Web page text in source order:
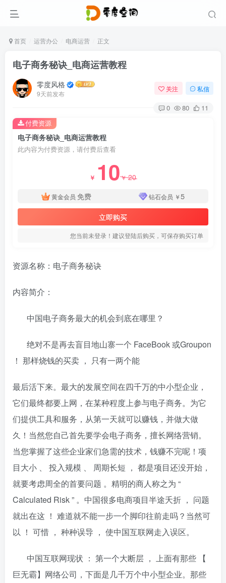
首页 运营办公 电商运营 正文
电子商务秘诀_电商运营教程
零度风格
9天前发布
关注 私信
0 80 11
电子商务秘诀_电商运营教程
此内容为付费资源，请付费后查看
￥ 10￥20
黄金会员 免费 钻石会员 ￥5
立即购买
您当前未登录！建议登陆后购买，可保存购买订单
付费资源
资源名称：电子商务秘诀
内容简介：
中国电子商务最大的机会到底在哪里？
绝对不是再去盲目地山寨一个 FaceBook 或Groupon
！ 那样烧钱的买卖 ， 只有一两个能
最后活下来。最大的发展空间在四千万的中小型企业，
它们最终都要上网，在某种程度上参与电子商务。为它
们提供工具和服务，从第一天就可以赚钱，并做大做
久！当然您自己首先要学会电子商务，擅长网络营销。
当您掌握了这些企业家们急需的技术，钱赚不完呢！项
目大小 、 投入规模 、 周期长短 ， 都是项目还没开始，
就要考虑周全的首要问题 。精明的商人称之为 “
Calculated Risk ” 。中国很多电商项目半途夭折 ， 问题
就出在这 ！ 难道就不能一步一个脚印往前走吗？当然可
以 ！ 可惜 ， 种种误导 ， 使中国互联网走入误区。
中国互联网现状 ： 第一个大断层 ， 上面有那些 【
巨无霸】网络公司，下面是几千万个中小型企业。那些